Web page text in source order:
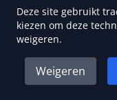
Deze site gebruikt
kiezen om deze
weigeren.
Weigeren